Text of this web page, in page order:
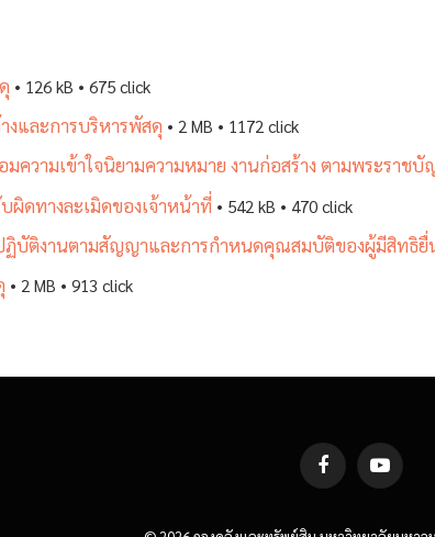
• 126 kB • 675 click
งและการบริหารพัสดุ • 2 MB • 1172 click
มความเข้าใจนิยามความหมาย งานก่อสร้าง ตามพระรา
ผิดทางละเมิดของเจ้าหน้าที่ • 542 kB • 470 click
ฏิบัติงานตามสัญญาและการกำหนดคุณสมบัติของผู้มีสิทธิยื่
• 2 MB • 913 click
FacebookYouTube